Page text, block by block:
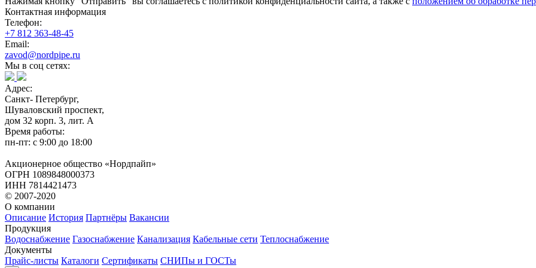
Контактная информация
Телефон:
+7 812 363-48-45
Email:
zavod@nordpipe.ru
Мы в соц сетях:
Адрес:
Санкт- Петербург,
Шуваловский проспект,
дом 32 корп. 3, лит. А
Время работы:
пн-пт: с 9:00 до 18:00
Акционерное общество «Нордпайп»
ОГРН 1089848000373
ИНН 7814421473
© 2007-2020
О компании
Описание История Партнёры Вакансии
Продукция
Водоснабжение Газоснабжение Канализация Кабельные сети Теплоснабжение
Документы
Прайс-листы Каталоги Сертификаты СНИПы и ГОСТы